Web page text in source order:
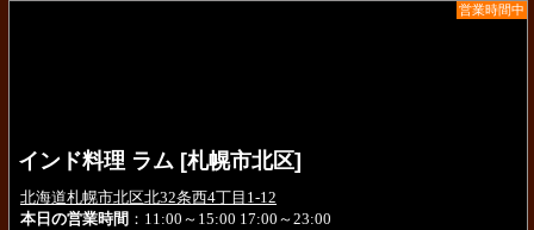
インド料理 ラム [札幌市北区]
北海道札幌市北区北32条西4丁目1-12
本日の営業時間 ：11:00～15:00 17:00～23:00
営業時間中